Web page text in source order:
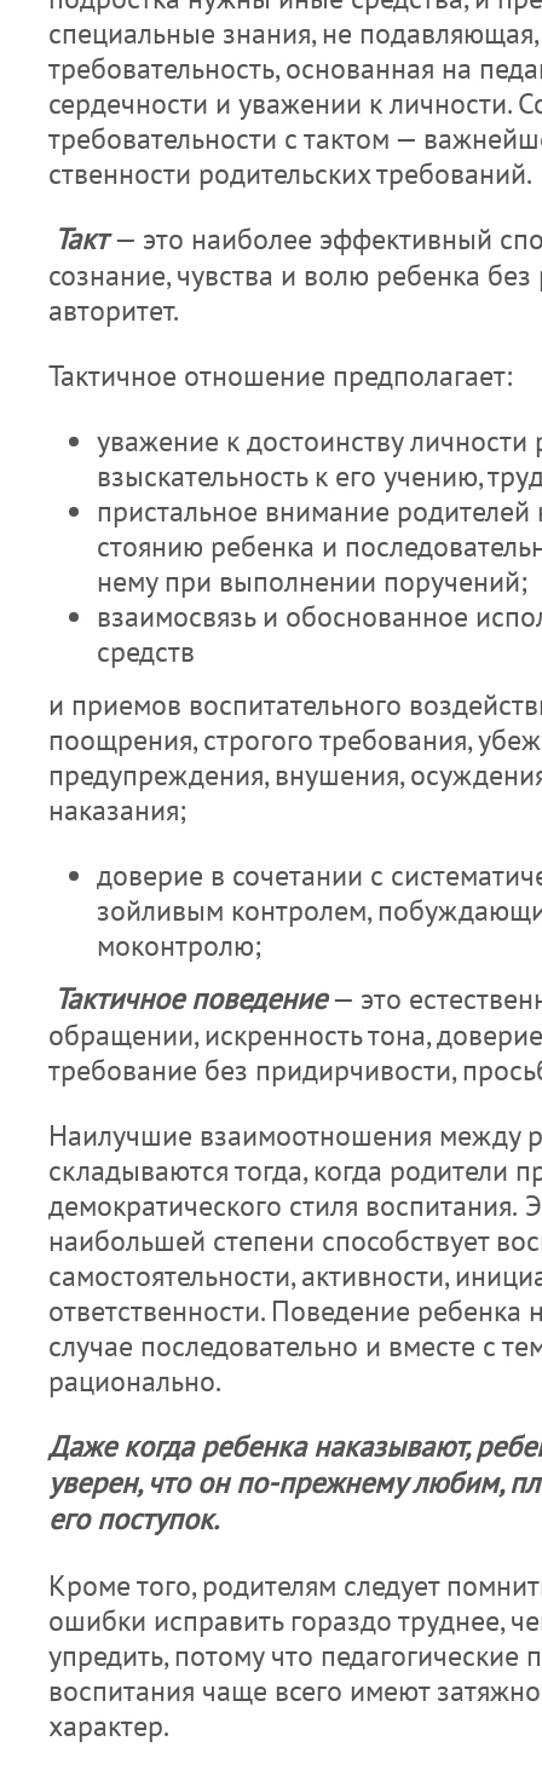
специальные знания, не
требовательность, основанная на
сердечности и уважении к личности.
требовательности с тактом —
ственности родительских требований.
Такт— это наибо­лее эффективный
сознание, чув­ства и волю ребенка
авторитет.
Тактичное отношение предполагает:
уважение к достоинству
взыскательность к его учению,
пристальное внимание
стоянию ребенка и
нему при выполнении поручений;
взаимосвязь и обоснованное
средств
и приемов воспитательного
поощрения, строгого требования,
предупреждения, внушения,
наказания;
доверие в сочетании с
зойливым контролем,
моконтролю;
Тактичное поведение— это
обращении, искренность тона,
требование без придирчивости,
Наилучшие взаимоотношения между
складываются тогда, когда родите­ли
демократического стиля вос­питания.
наибольшей степени способству­ет
самостоятельности, активности,
ответственности. Поведение ребенка
случае последовательно и вместе с
рационально.
Даже когда ребенка наказывают,
уверен, что он по-прежнему любим,
его поступок.
Кроме того, родителям следует
ошибки исправить гораздо труднее,
упредить, потому что педагогиче­ские
воспитания чаще всего имеют
характер.